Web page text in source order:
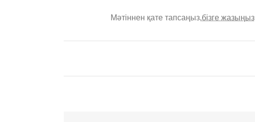
Мәтіннен қате тапсаңыз,бізге жазыңыз